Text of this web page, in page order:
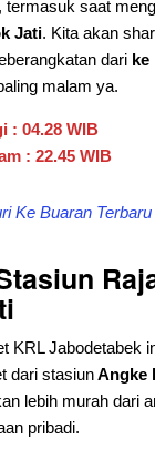
termasuk saat
Jati. Kita akan
dari ke
malam ya.
: 04.28 WIB
: 22.45 WIB
Ke Buaran
KRL Jabodetabek
dari stasiunAngke
lebih murah dari
pribadi.